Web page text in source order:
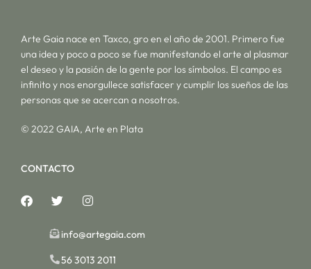
Arte Gaia nace en Taxco, gro en el año de 2001. Primero fue
una idea y poco a poco se fue manifestando el arte al plasmar
el deseo y la pasión de la gente por los símbolos. El campo es
infinito y nos enorgullece satisfacer y cumplir los sueños de las
personas que se acercan a nosotros.
© 2022 GAIA, Arte en Plata
CONTACTO
info@artegaia.com
56 3013 2011